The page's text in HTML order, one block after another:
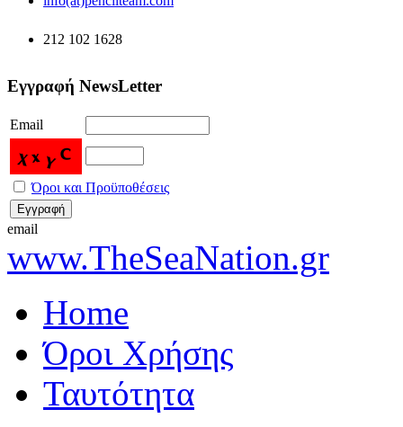
212 102 1628
Εγγραφή NewsLetter
Email
Όροι και Προϋποθέσεις
email
www.TheSeaNation.gr
Home
Όροι Χρήσης
Ταυτότητα